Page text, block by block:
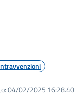
04/02/2025 16:28.40